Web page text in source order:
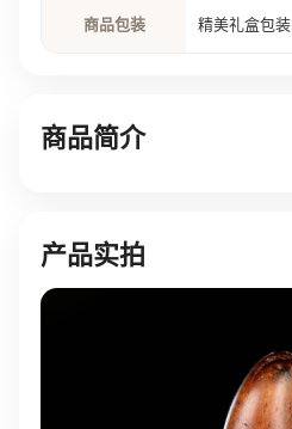
商品包装 精美礼盒包装
商品简介
产品实拍